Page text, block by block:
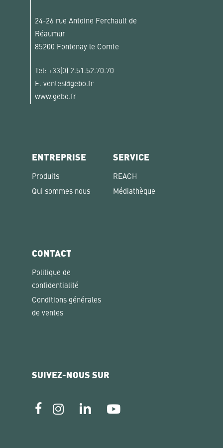
24-26 rue Antoine Ferchault de
Réaumur
85200 Fontenay le Comte
Tel: +33(0) 2.51.52.70.70
E. ventes@gebo.fr
www.gebo.fr
ENTREPRISE
Produits
Qui sommes nous
SERVICE
REACH
Médiathèque
CONTACT
Politique de
confidentialité
Conditions générales
de ventes
SUIVEZ-NOUS SUR